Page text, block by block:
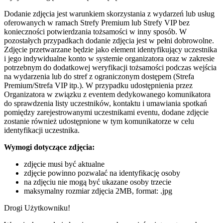
Dodanie zdjęcia jest warunkiem skorzystania z wydarzeń lub usług
oferowanych w ramach Strefy Premium lub Strefy VIP bez
konieczności potwierdzania tożsamości w inny sposób. W
pozostałych przypadkach dodanie zdjęcia jest w pełni dobrowolne.
Zdjęcie przetwarzane będzie jako element identyfikujący uczestnika
i jego indywidualne konto w systemie organizatora oraz w zakresie
potrzebnym do dodatkowej weryfikacji tożsamości podczas wejścia
na wydarzenia lub do stref z ograniczonym dostępem (Strefa
Premium/Strefa VIP itp.). W przypadku udostępnienia przez
Organizatora w związku z eventem dedykowanego komunikatora
do sprawdzenia listy uczestników, kontaktu i umawiania spotkań
pomiędzy zarejestrowanymi uczestnikami eventu, dodane zdjęcie
zostanie również udostępnione w tym komunikatorze w celu
identyfikacji uczestnika.
Wymogi dotyczące zdjęcia:
zdjęcie musi być aktualne
zdjęcie powinno pozwalać na identyfikację osoby
na zdjęciu nie mogą być ukazane osoby trzecie
maksymalny rozmiar zdjęcia 2MB, format: .jpg
Drogi Użytkowniku!